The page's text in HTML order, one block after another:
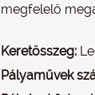
megfelelő
Keretösszeg:
Pályaművek